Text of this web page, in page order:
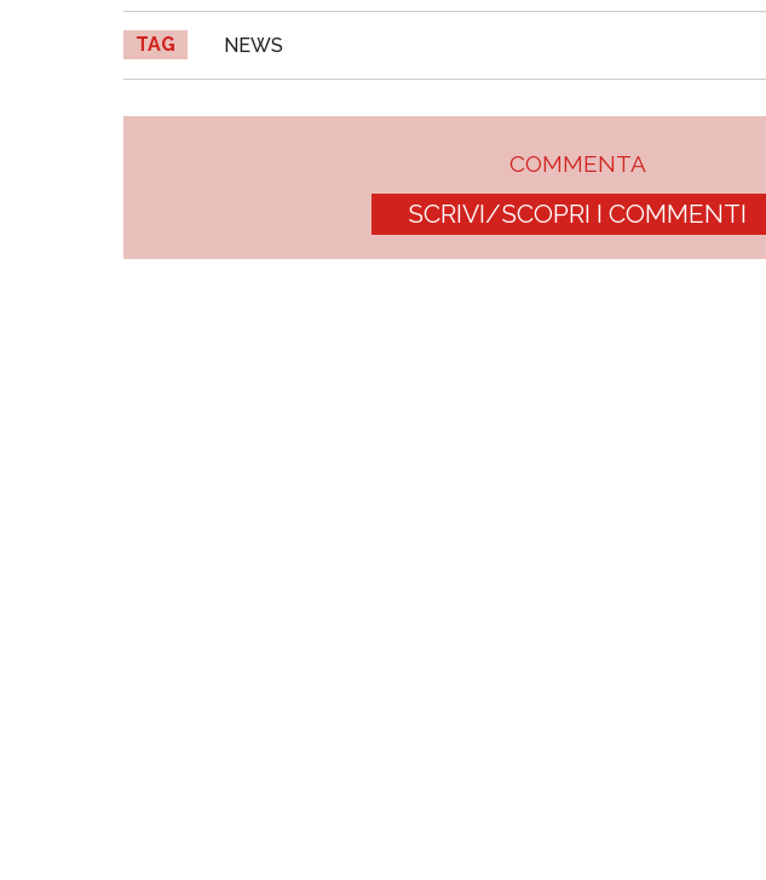
TAG NEWS
COMMENTA
SCRIVI/SCOPRI I COMMENTI